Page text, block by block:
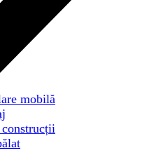
mobilă